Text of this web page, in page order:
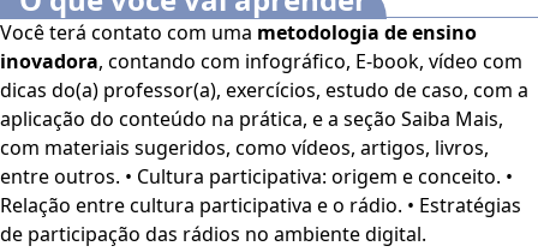
fortalecer a relação com a audiência.
Além disso, o curso discute técnicas e ferramentas para
fomentar a participação, como redes sociais e programas
de chamada ao vivo. Destinado a jornalistas e profissionais
de mídia, o curso visa capacitar os participantes a
promover uma comunicação democrática e inclusiva,
enfrentando desafios comunicacionais com as melhores
práticas.
Você terá contato com uma metodologia de ensino
inovadora, contando com infográfico, E-book, vídeo com
dicas do(a) professor(a), exercícios, estudo de caso, com a
aplicação do conteúdo na prática, e a seção Saiba Mais,
com materiais sugeridos, como vídeos, artigos, livros,
entre outros. • Cultura participativa: origem e conceito. •
Relação entre cultura participativa e o rádio. • Estratégias
de participação das rádios no ambiente digital.